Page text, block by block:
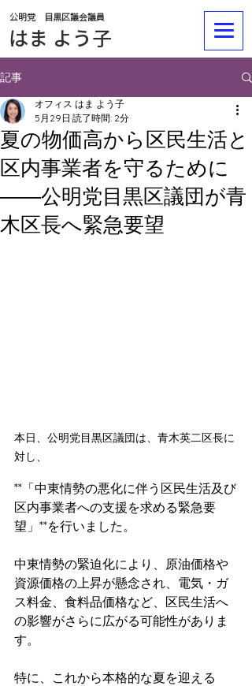
公明党 目黒区議会議員
​​はま よう子
記事
夏の物価高から区民生活と
区内事業者を守るために
――公明党目黒区議団が青
木区長へ緊急要望
オフィス はま よう子
5月29日 読了時間: 2分
本日、公明党目黒区議団は、青木英二区長に
対し、
**「中東情勢の悪化に伴う区民生活及び
区内事業者への支援を求める緊急要
望」**を行いました。
中東情勢の緊迫化により、原油価格や
資源価格の上昇が懸念され、電気・ガ
ス料金、食料品価格など、区民生活へ
の影響がさらに広がる可能性がありま
す。
特に、これから本格的な夏を迎える